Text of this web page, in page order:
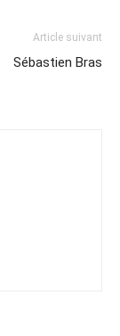
Article suivant
Sébastien Bras